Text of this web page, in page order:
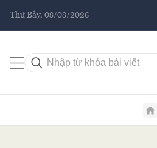
Thứ Bảy, 08/08/2026